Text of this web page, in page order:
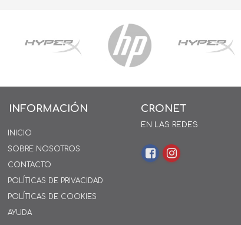
INFORMACIÓN
INICIO
SOBRE NOSOTROS
CONTACTO
POLÍTICAS DE PRIVACIDAD
POLÍTICAS DE COOKIES
AYUDA
CRONET
EN LAS REDES